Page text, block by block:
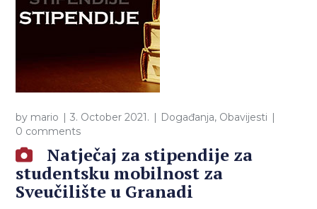
by mario 3. October 2021. Događanja, Obavijesti
0 comments
Natječaj za stipendije za
studentsku mobilnost za
Sveučilište u Granadi